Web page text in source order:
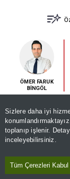
Sizlere daha iyi
toplanıp işlenir.
inceleyebilirsiniz.
Tüm Çerezleri
ÖMER FARUK
BİNGÖL
elde
sınırını
gayrinakdi
Bankanın